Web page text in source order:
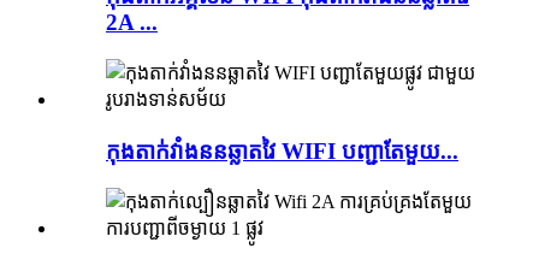
2A ...
កុងតាក់វាំងននឆ្លាតវៃ WIFI បញ្ជាតែមួយ...